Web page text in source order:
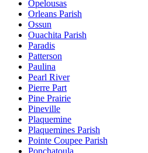
Opelousas
Orleans Parish
Ossun
Ouachita Parish
Paradis
Patterson
Paulina
Pearl River
Pierre Part
Pine Prairie
Pineville
Plaquemine
Plaquemines Parish
Pointe Coupee Parish
Ponchatoula